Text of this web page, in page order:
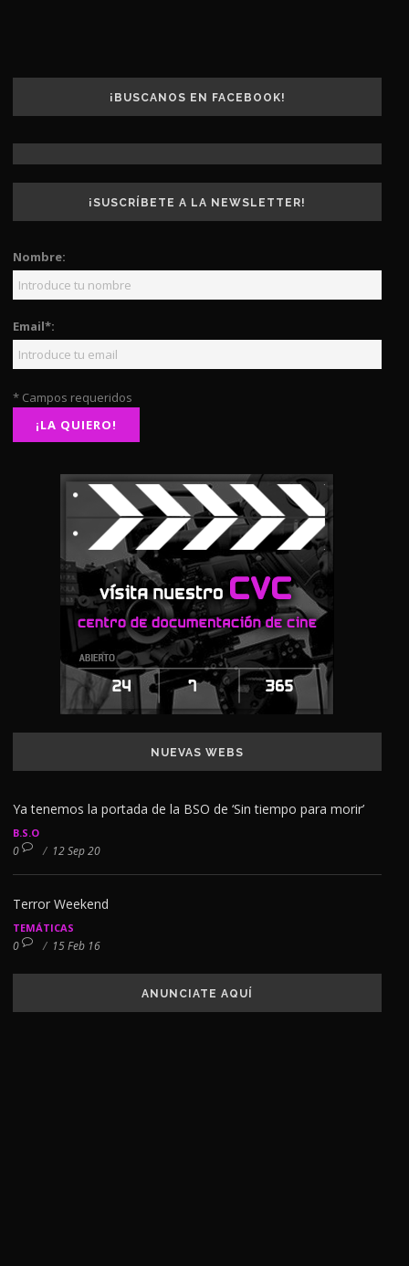
¡BUSCANOS EN FACEBOOK!
¡SUSCRÍBETE A LA NEWSLETTER!
Nombre:
Email*:
* Campos requeridos
NUEVAS WEBS
Ya tenemos la portada de la BSO de ‘Sin tiempo para morir’
B.S.O
0 / 12 Sep 20
Terror Weekend
TEMÁTICAS
0 / 15 Feb 16
ANUNCIATE AQUÍ